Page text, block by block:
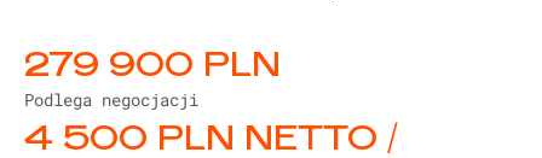
279 900 PLN
Podlega negocjacji
4 500 PLN NETTO /